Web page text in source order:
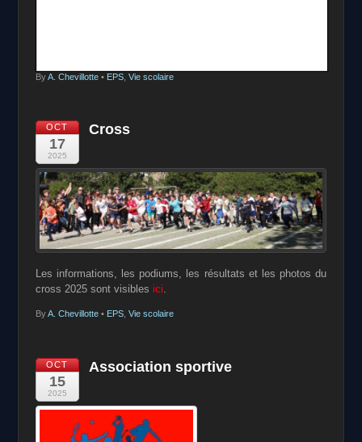
ByA. Chevillotte• EPS, Vie scolaire
OCT
17
2025
Cross
Les informations, les podiums, les résultats et les photos du
cross 2025 sont visibles ici
ByA. Chevillotte• EPS, Vie scolaire
OCT
15
2025
Association sportive